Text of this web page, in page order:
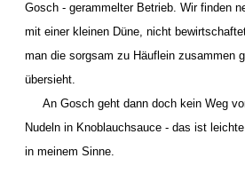
Gosch - gerammelter Betrieb. Wir finden
mit einer kleinen Düne, nicht
man die sorgsam zu Häuflein zusammen
übersieht.
An Gosch geht dann doch kein Weg
Nudeln in Knoblauchsauce - das ist
in meinem Sinne.